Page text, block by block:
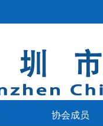
协会成员